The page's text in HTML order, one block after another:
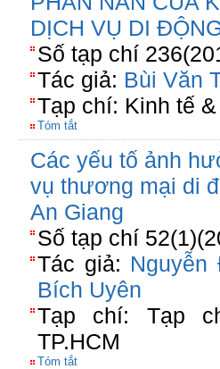
DỊCH VỤ DI
Số tạp chí
Tác giả: Bùi Văn
Tạp chí: Kinh tế
Tóm tắt
Các yếu tố ảnh
vụ thương mại di
An Giang
Số tạp chí
Tác giả: Nguyễn
Bích Uyên
Tạp chí: Tạp
TP.HCM
Tóm tắt